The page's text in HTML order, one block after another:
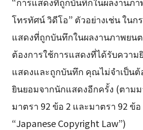
โทรทัศน์ วิดีโอ” ตัวอย่างเช่น ในก
แสดงที่ถูกบันทึกในผลงานภาพยน
ต้องการใช้การแสดงที่ได้รับความ
แสดงและถูกบันทึก คุณไม่จำเป็นต้
ยินยอมจากนักแสดงอีกครั้ง (ตามม
มาตรา 92 ข้อ 2 และมาตรา 92 ข้อ
“Japanese Copyright Law”)